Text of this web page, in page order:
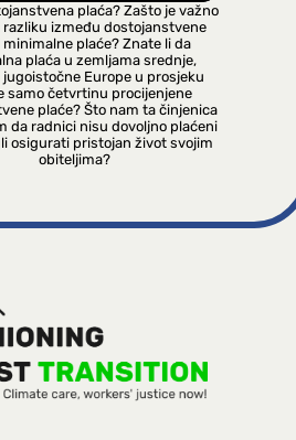
plaća? Zašto je važno
razliku između dostojanstvene
minimalne plaće? Znate li da
plaća u zemljama srednje,
Europe u prosjeku
samo četvrtinu procijenjene
plaće? Što nam ta činjenica
da radnici nisu dovoljno plaćeni
osigurati pristojan život svojim
obiteljima?